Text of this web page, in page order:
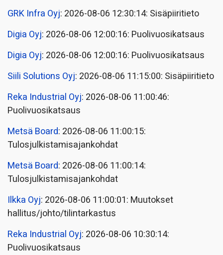
GRK Infra Oyj: 2026-08-06 12:30:14: Sisäpiiritieto
Digia Oyj: 2026-08-06 12:00:16: Puolivuosikatsaus
Digia Oyj: 2026-08-06 12:00:16: Puolivuosikatsaus
Siili Solutions Oyj: 2026-08-06 11:15:00: Sisäpiiritieto
Reka Industrial Oyj: 2026-08-06 11:00:46:
Puolivuosikatsaus
Metsä Board: 2026-08-06 11:00:15:
Tulosjulkistamisajankohdat
Metsä Board: 2026-08-06 11:00:14:
Tulosjulkistamisajankohdat
Ilkka Oyj: 2026-08-06 11:00:01: Muutokset
hallitus/johto/tilintarkastus
Reka Industrial Oyj: 2026-08-06 10:30:14:
Puolivuosikatsaus